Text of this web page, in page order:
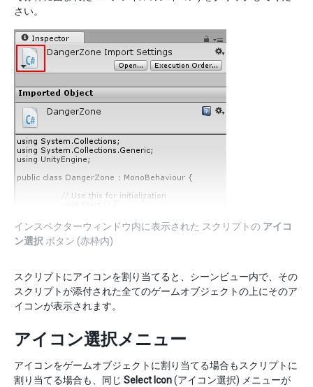
さい。
インスペクターウィンドウ内に表示された スクリプトの アイコ
ン選択 ボタン (赤枠内)
スクリプトにアイコンを割り当てると、シーンビュー内で、その
スクリプトが添付された全てのゲームオブジェクトの上にそのア
イコンが表示されます。
アイコン選択メニュー
アイコンをゲームオブジェクトに割り当てる場合もスクリプトに
割り当てる場合も、同じ Select Icon(アイコン選択) メニューが